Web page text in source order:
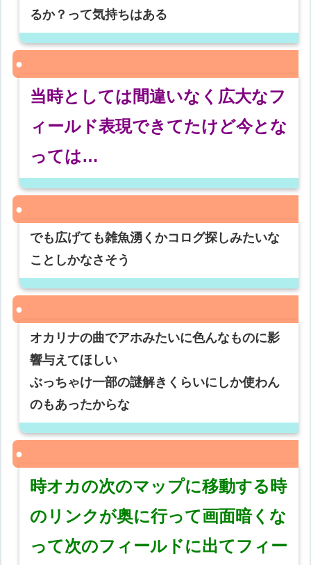
るか？って気持ちはある
当時としては間違いなく広大なフ
ィールド表現できてたけど今とな
っては…
でも広げても雑魚湧くかコログ探しみたいな
ことしかなさそう
オカリナの曲でアホみたいに色んなものに影
響与えてほしい
ぶっちゃけ一部の謎解きくらいにしか使わん
のもあったからな
時オカの次のマップに移動する時
のリンクが奥に行って画面暗くな
って次のフィールドに出てフィー